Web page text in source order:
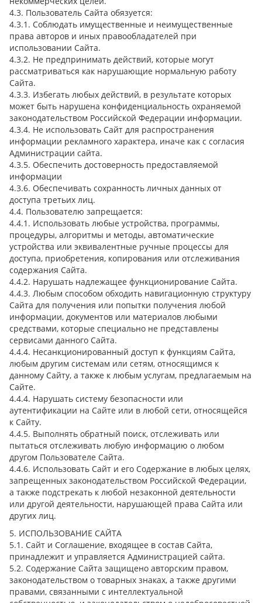
4.3. Пользователь Сайта обязуется:
4.3.1. Соблюдать имущественные и неимущественные
права авторов и иных правообладателей при
использовании Сайта.
4.3.2. Не предпринимать действий, которые могут
рассматриваться как нарушающие нормальную работу
Сайта.
4.3.3. Избегать любых действий, в результате которых
может быть нарушена конфиденциальность охраняемой
законодательством Российской Федерации информации.
4.3.4. Не использовать Сайт для распространения
информации рекламного характера, иначе как с согласия
Администрации сайта.
4.3.5. Обеспечить достоверность предоставляемой
информации
4.3.6. Обеспечивать сохранность личных данных от
доступа третьих лиц.
4.4. Пользователю запрещается:
4.4.1. Использовать любые устройства, программы,
процедуры, алгоритмы и методы, автоматические
устройства или эквивалентные ручные процессы для
доступа, приобретения, копирования или отслеживания
содержания Сайта.
4.4.2. Нарушать надлежащее функционирование Сайта.
4.4.3. Любым способом обходить навигационную структуру
Сайта для получения или попытки получения любой
информации, документов или материалов любыми
средствами, которые специально не представлены
сервисами данного Сайта.
4.4.4. Несанкционированный доступ к функциям Сайта,
любым другим системам или сетям, относящимся к
данному Сайту, а также к любым услугам, предлагаемым на
Сайте.
4.4.4. Нарушать систему безопасности или
аутентификации на Сайте или в любой сети, относящейся
к Сайту.
4.4.5. Выполнять обратный поиск, отслеживать или
пытаться отслеживать любую информацию о любом
другом Пользователе Сайта.
4.4.6. Использовать Сайт и его Содержание в любых целях,
запрещенных законодательством Российской Федерации,
а также подстрекать к любой незаконной деятельности
или другой деятельности, нарушающей права Сайта или
других лиц.
5. ИСПОЛЬЗОВАНИЕ САЙТА
5.1. Сайт и Соглашение, входящее в состав Сайта,
принадлежит и управляется Администрацией сайта.
5.2. Содержание Сайта защищено авторским правом,
законодательством о товарных знаках, а также другими
правами, связанными с интеллектуальной